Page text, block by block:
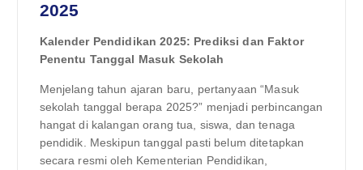
2025
Kalender Pendidikan 2025: Prediksi dan Faktor
Penentu Tanggal Masuk Sekolah
Menjelang tahun ajaran baru, pertanyaan “Masuk
sekolah tanggal berapa 2025?” menjadi perbincangan
hangat di kalangan orang tua, siswa, dan tenaga
pendidik. Meskipun tanggal pasti belum ditetapkan
secara resmi oleh Kementerian Pendidikan,